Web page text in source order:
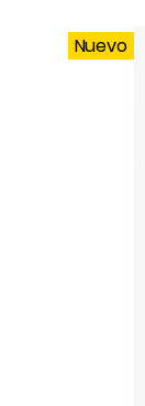
Nuevo